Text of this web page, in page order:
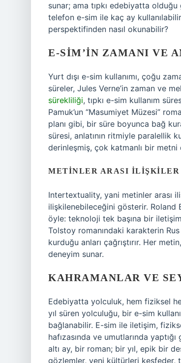
sunar; ama tıpkı edebiyatta olduğu
telefon e-sim ile kaç ay
perspektifinden nasıl okunabilir?
E-SIM’IN ZAMANI VE
Yurt dışı e-sim kullanımı, çoğu
süreler, Jules Verne’in zaman ve
sürekliliği, tıpkı e-sim kullanım
Pamuk’un “Masumiyet Müzesi”
planı gibi, bir süre boyunca bağ
süresi, anlatının ritmiyle paralellik
derinleşmiş, çok katmanlı bir metni
METINLER ARASI
Intertextuality, yani metinler arası
ilişkilenebileceğini gösterir. Roland
öyle: teknoloji tek başına bir
Tolstoy romanındaki karakterin
kurduğu anları çağrıştırır. Her
deneyim sunar.
KAHRAMANLAR VE
Edebiyatta yolculuk, hem fiziksel
yıl süren yolculuğu, bir e-sim
bağlanabilir. E-sim ile iletişim,
hafızasında ve umutlarında
altı ay, bir roman; bir yıl, epik bir
gözlemler, yeni kültürleri keşfeder,